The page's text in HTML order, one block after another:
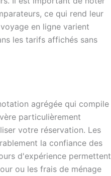
ce qui rend leur
en ligne varient
les tarifs affichés sans
agrégée qui compile
particulièrement
votre réservation. Les
la confiance des
d'expérience permettent
ou les frais de ménage